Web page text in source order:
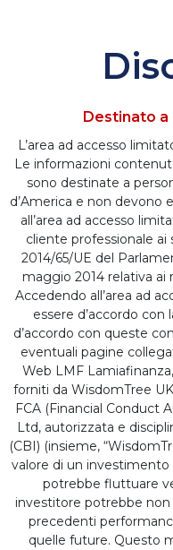
NAVIGA LE
NAVIGA I
classi di
GBP per
Quality
Growth
Editor - LMF-
(updated 12/02/
Destinato
L’area ad accesso
Le informazioni
sono destinate a
d’America e non devono
all’area ad accesso
cliente professionale ai
2014/65/UE del
maggio 2014 relativa
Accedendo all’area ad
essere d’accordo con
d’accordo con queste
eventuali pagine
Web LMF
forniti da WisdomTree
FCA (Financial Conduct
Ltd, autorizzata e
(CBI) (insieme,
valore di un investimento
potrebbe fluttuare
investitore potrebbe
precedenti
quelle future. Questo